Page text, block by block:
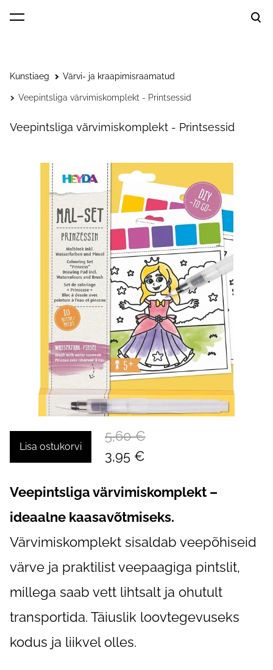
lisati ostukorvi.
Kunstiaeg Värvi- ja kraapimisraamatud
Veepintsliga värvimiskomplekt - Printsessid
Veepintsliga värvimiskomplekt - Printsessid
Lisa ostukorvi
5,60 €
3,95 €
Veepintsliga värvimiskomplekt –
ideaalne kaasavõtmiseks.
Värvimiskomplekt sisaldab veepõhiseid
värve ja praktilist veepaagiga pintslit,
millega saab vett lihtsalt ja ohutult
transportida. Täiuslik loovtegevuseks
kodus ja liikvel olles.